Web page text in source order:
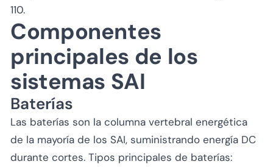
110.
Componentes
principales de los
sistemas SAI
Baterías
Las baterías son la columna vertebral energética
de la mayoría de los SAI, suministrando energía DC
durante cortes. Tipos principales de baterías: